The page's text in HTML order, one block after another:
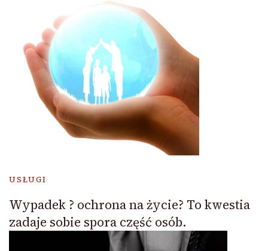
USŁUGI
Wypadek ? ochrona na życie? To kwestia
zadaje sobie spora część osób.